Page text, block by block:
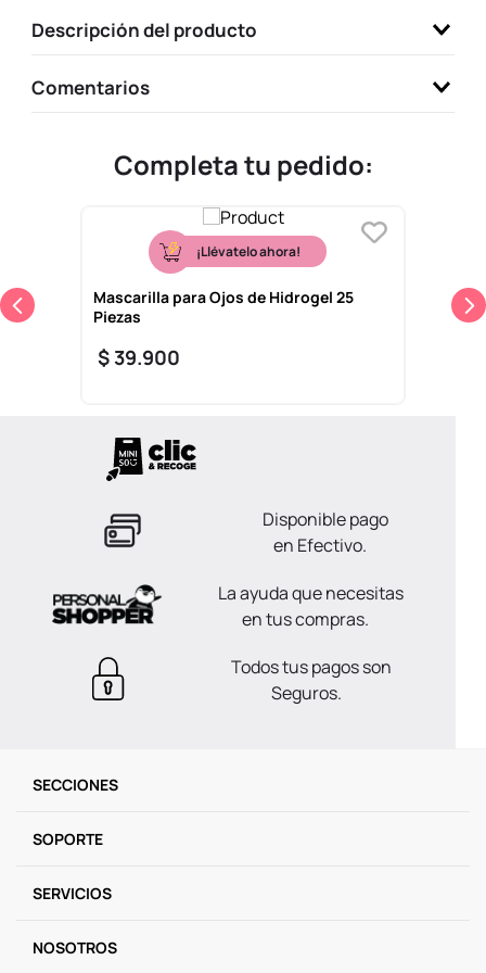
Descripción del producto
Comentarios
Completa tu pedido:
¡Llévatelo ahora!
Mascarilla para Ojos de Hidrogel 25
Piezas
$39.900
Disponible pago
en Efectivo.
La ayuda que necesitas
en tus compras.
Todos tus pagos son
Seguros.
SECCIONES
SOPORTE
SERVICIOS
NOSOTROS
9.
llaveros